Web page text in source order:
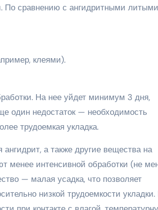
По сравнению с ангидритными литыми
клеями).
На нее уйдет минимум 3 дня,
один недостаток — необходимость
трудоемкая укладка.
а также другие вещества на
менее интенсивной обработки (не
— малая усадка, что позволяет
низкой трудоемкости укладки.